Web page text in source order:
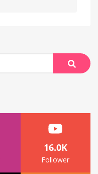
Suche
16.0K
Follower